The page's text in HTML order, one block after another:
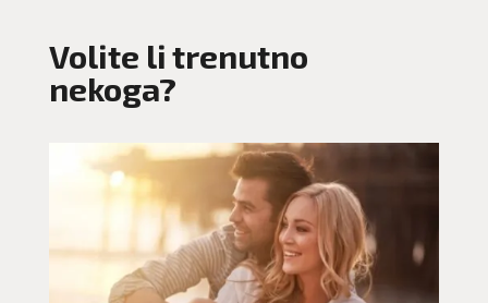
Volite li trenutno
nekoga?